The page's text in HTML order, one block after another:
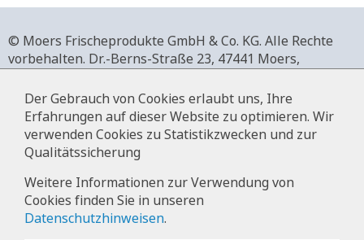
© Moers Frischeprodukte GmbH & Co. KG. Alle Rechte
vorbehalten. Dr.-Berns-Straße 23, 47441 Moers,
+49 2841 911-0,www.moers-frischeprodukte.de
Impressum
Datenschutz
Der Gebrauch von Cookies erlaubt uns, Ihre
Erfahrungen auf dieser Website zu optimieren. Wir
verwenden Cookies zu Statistikzwecken und zur
Qualitätssicherung
Weitere Informationen zur Verwendung von
Cookies finden Sie in unseren
Datenschutzhinweisen.